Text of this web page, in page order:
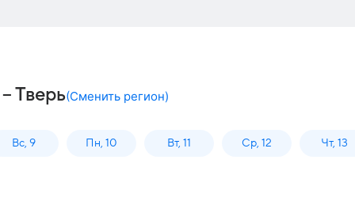
Тверь(Сменить регион)
Вс, 9 Пн, 10 Вт, 11 Ср, 12 Чт, 13